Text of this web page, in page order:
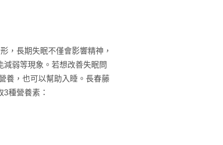
，長期失眠不僅會影響精神，
弱等現象。若想改善失眠問
養，也可以幫助入睡。長春藤
種營養素：